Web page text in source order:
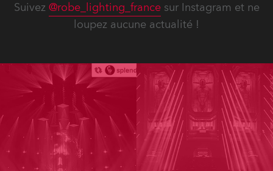
Suivez @robe_lighting_francesur Instagram et ne
loupez aucune actualité !